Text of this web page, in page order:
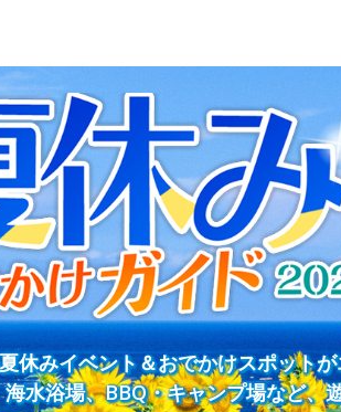
休みイベント＆おでかけスポット
水浴場、BBQ・キャンプ場など、